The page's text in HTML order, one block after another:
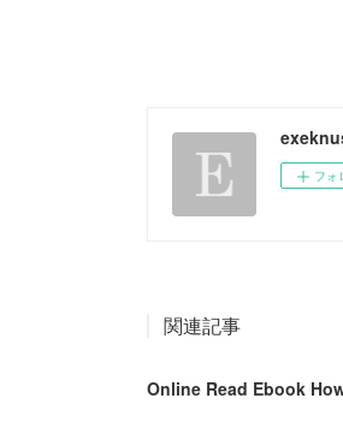
フォ
関連記事
Online Read Ebook